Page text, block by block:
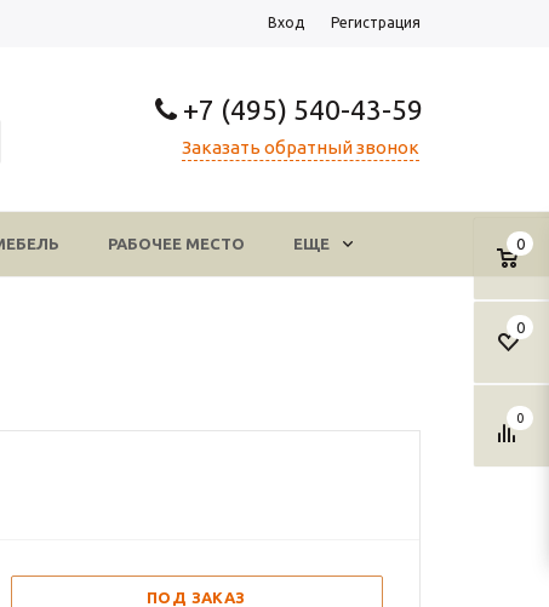
Вход Регистрация
+7 (495) 540-43-59
Заказать обратный звонок
0
0
0
РАБОЧЕЕ МЕСТО ЕЩЕ
ПОД ЗАКАЗ